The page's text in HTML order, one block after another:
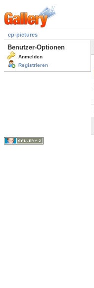
cp-pictures
Benutzer-Optionen
Anmelden
Registrieren